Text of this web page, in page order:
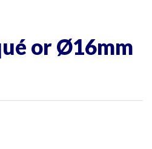
or Ø16mm